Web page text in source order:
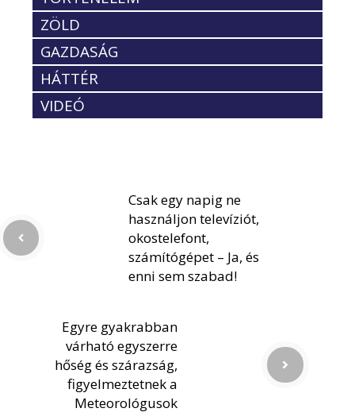
ZÖLD
GAZDASÁG
HÁTTÉR
VIDEÓ
Csak egy napig ne
használjon televíziót,
okostelefont,
számítógépet – Ja, és
enni sem szabad!
Egyre gyakrabban
várható egyszerre
hőség és szárazság,
figyelmeztetnek a
Meteorológusok